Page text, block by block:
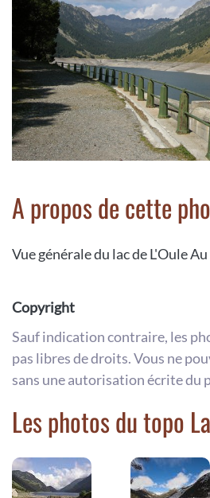
A propos de cette
Vue générale du lac de L'Oule
Copyright
Sauf indication contraire, les
pas libres de droits. Vous ne
sans une autorisation écrite du
Les photos du topo